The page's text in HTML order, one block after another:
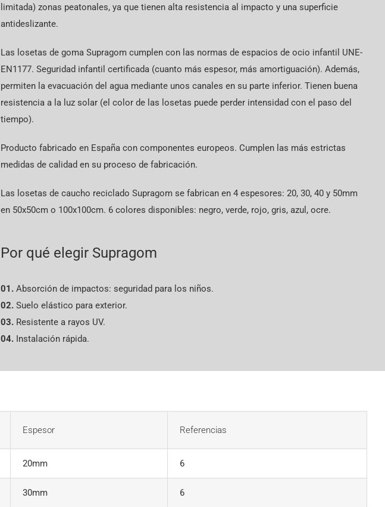
limitada) zonas peatonales, ya que tienen alta resistencia al impacto y una superficie
antideslizante.
Las losetas de goma Supragom cumplen con las normas de espacios de ocio infantil UNE-
EN1177. Seguridad infantil certificada (cuanto más espesor, más amortiguación). Además,
permiten la evacuación del agua mediante unos canales en su parte inferior. Tienen buena
resistencia a la luz solar (el color de las losetas puede perder intensidad con el paso del
tiempo).
Producto fabricado en España con componentes europeos. Cumplen las más estrictas
medidas de calidad en su proceso de fabricación.
Las losetas de caucho reciclado Supragom se fabrican en 4 espesores: 20, 30, 40 y 50mm
en 50x50cm o 100x100cm. 6 colores disponibles: negro, verde, rojo, gris, azul, ocre.
Por qué elegir Supragom
01. Absorción de impactos: seguridad para los niños.
02. Suelo elástico para exterior.
03. Resistente a rayos UV.
04. Instalación rápida.
Espesor Referencias
20mm 6
30mm 6